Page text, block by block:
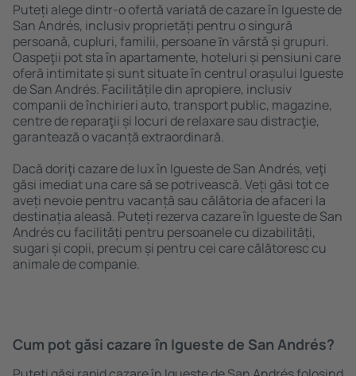
Puteți alege dintr-o ofertă variată de cazare în Igueste de
San Andrés, inclusiv proprietăți pentru o singură
persoană, cupluri, familii, persoane ȋn vârstă și grupuri.
Oaspeţii pot sta în apartamente, hoteluri și pensiuni care
oferă intimitate și sunt situate în centrul orașului Igueste
de San Andrés. Facilitățile din apropiere, inclusiv
companii de închirieri auto, transport public, magazine,
centre de reparaţii și locuri de relaxare sau distracţie,
garantează o vacanță extraordinară.
Dacă doriţi cazare de lux în Igueste de San Andrés, veţi
găsi imediat una care să se potrivească. Veți găsi tot ce
aveți nevoie pentru vacanță sau călătoria de afaceri la
destinația aleasă. Puteți rezerva cazare în Igueste de San
Andrés cu facilități pentru persoanele cu dizabilități,
sugari și copii, precum și pentru cei care călătoresc cu
animale de companie.
Cum pot găsi cazare în Igueste de San Andrés?